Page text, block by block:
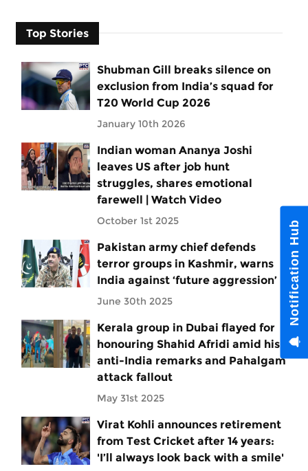
Top Stories
Shubman Gill breaks silence on
exclusion from India’s squad for
T20 World Cup 2026
January 10th 2026
Indian woman Ananya Joshi
leaves US after job hunt
struggles, shares emotional
farewell | Watch Video
October 1st 2025
Pakistan army chief defends
terror groups in Kashmir, warns
India against ‘future aggression’
June 30th 2025
Kerala group in Dubai flayed for
honouring Shahid Afridi amid his
anti-India remarks and Pahalgam
attack fallout
May 31st 2025
Virat Kohli announces retirement
from Test Cricket after 14 years:
'I’ll always look back with a smile'
Notification Hub